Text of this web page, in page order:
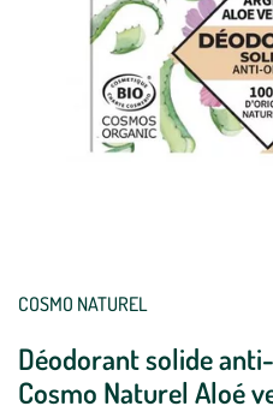
COSMO NATUREL
Déodorant solide
Cosmo Naturel Aloé
Mettre
jour
Mettre
jour